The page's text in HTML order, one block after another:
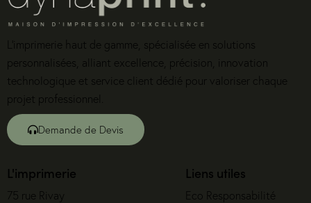
L’imprimerie haut de gamme, spécialisée en solutions
personnalisées, alliant excellence, précision, innovation
technologique et service client dédié pour valoriser chaque
projet professionnel.
Demande de Devis
L'imprimerie
75 rue Rivay
Liens utiles
Eco Responsabilité